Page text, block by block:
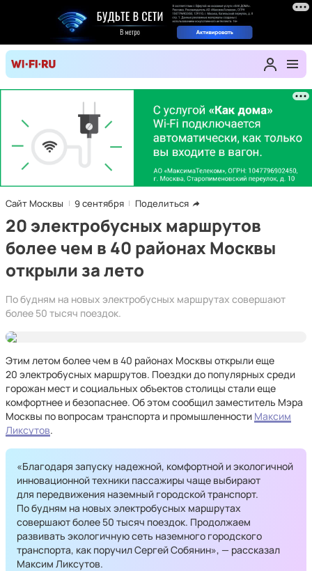
Сайт Москвы 9 сентября Поделиться
20 электробусных маршрутов
более чем в 40 районах Москвы
открыли за лето
По будням на новых электробусных маршрутах совершают
более 50 тысяч поездок.
Этим летом более чем в 40 районах Москвы открыли еще
20 электробусных маршрутов. Поездки до популярных среди
горожан мест и социальных объектов столицы стали еще
комфортнее и безопаснее. Об этом сообщил заместитель Мэра
Москвы по вопросам транспорта и промышленности Максим
Ликсутов.
«Благодаря запуску надежной, комфортной и экологичной
инновационной техники пассажиры чаще выбирают
для передвижения наземный городской транспорт.
По будням на новых электробусных маршрутах
совершают более 50 тысяч поездок. Продолжаем
развивать экологичную сеть наземного городского
транспорта, как поручил Сергей Собянин», — рассказал
Максим Ликсутов.